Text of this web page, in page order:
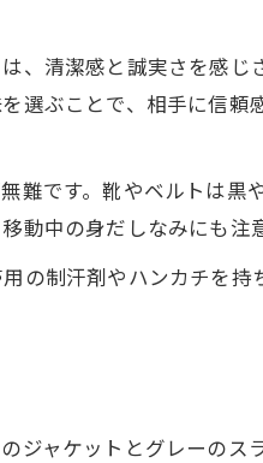
、清潔感と誠実さを感じ
選ぶことで、相手に信頼
難です。靴やベルトは黒
中の身だしなみにも注
の制汗剤やハンカチを持
ジャケットとグレーのス